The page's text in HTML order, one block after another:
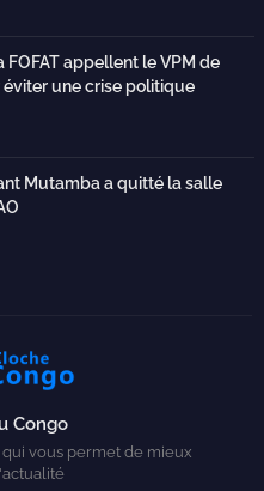
FOFAT appellent le VPM de
une crise politique
Mutamba a quitté la salle
Congo
vous permet de mieux